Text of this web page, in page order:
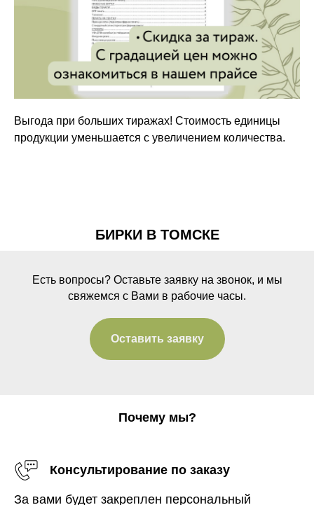
Выгода при больших тиражах! Стоимость единицы
продукции уменьшается с увеличением количества.
БИРКИ В ТОМСКЕ
Есть вопросы? Оставьте заявку на звонок, и мы
свяжемся с Вами в рабочие часы.
Оставить заявку
Почему мы?
Консультирование по заказу
За вами будет закреплен персональный